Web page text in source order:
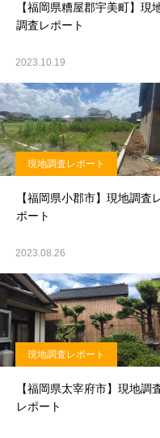
【福岡県糟屋郡宇美町】現
調査レポート
2023.10.19
現地調査レポート
【福岡県小郡市】現地調査
ポート
2023.08.26
現地調査レポート
【福岡県太宰府市】現地調
レポート